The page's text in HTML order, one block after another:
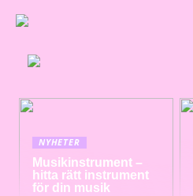
NYHETER
Musikinstrument –
hitta rätt instrument
för din musik